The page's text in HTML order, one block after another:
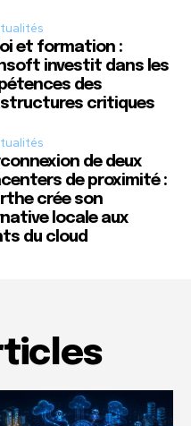
et formation :
investit dans les
des
critiques
de deux
de proximité :
crée son
locale aux
du cloud